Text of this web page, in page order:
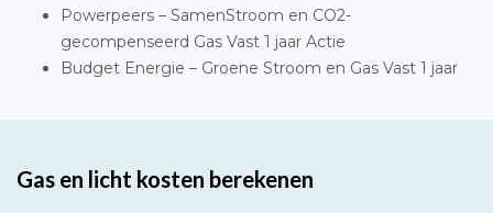
Powerpeers – SamenStroom en CO2-
gecompenseerd Gas Vast 1 jaar Actie
Budget Energie – Groene Stroom en Gas Vast 1 jaar
Gas en licht kosten berekenen